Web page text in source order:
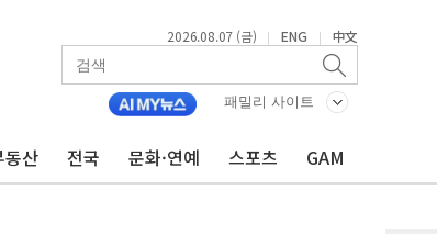
2026.08.07 (금) | ENG | 中文
패밀리 사이트
동산 전국 문화·연예 스포츠 GAM
두른 30대 세입자…경찰, 현행범 체포
질환 보장…폭염기 신속 보상 강화